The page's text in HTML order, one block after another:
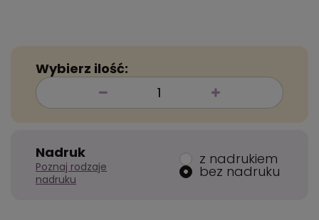
Wybierz ilość:
Nadruk
Poznaj rodzaje
nadruku
z nadrukiem
bez nadruku